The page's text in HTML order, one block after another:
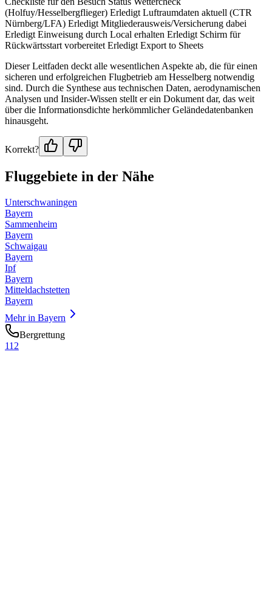
(Holfuy/Hesselbergflieger) Erledigt Luftraumdaten aktuell (CTR
Nürnberg/LFA) Erledigt Mitgliederausweis/Versicherung dabei
Erledigt Einweisung durch Local erhalten Erledigt Schirm für
Rückwärtsstart vorbereitet Erledigt Export to Sheets
Dieser Leitfaden deckt alle wesentlichen Aspekte ab, die für einen
sicheren und erfolgreichen Flugbetrieb am Hesselberg notwendig
sind. Durch die Synthese aus technischen Daten, aerodynamischen
Analysen und Insider-Wissen stellt er ein Dokument dar, das weit
über die Informationsdichte herkömmlicher Geländedatenbanken
hinausgeht.
Korrekt?
Fluggebiete in der Nähe
Unterschwaningen
Bayern
Sammenheim
Bayern
Schwaigau
Bayern
Ipf
Bayern
Mitteldachstetten
Bayern
Mehr in Bayern
Bergrettung
112